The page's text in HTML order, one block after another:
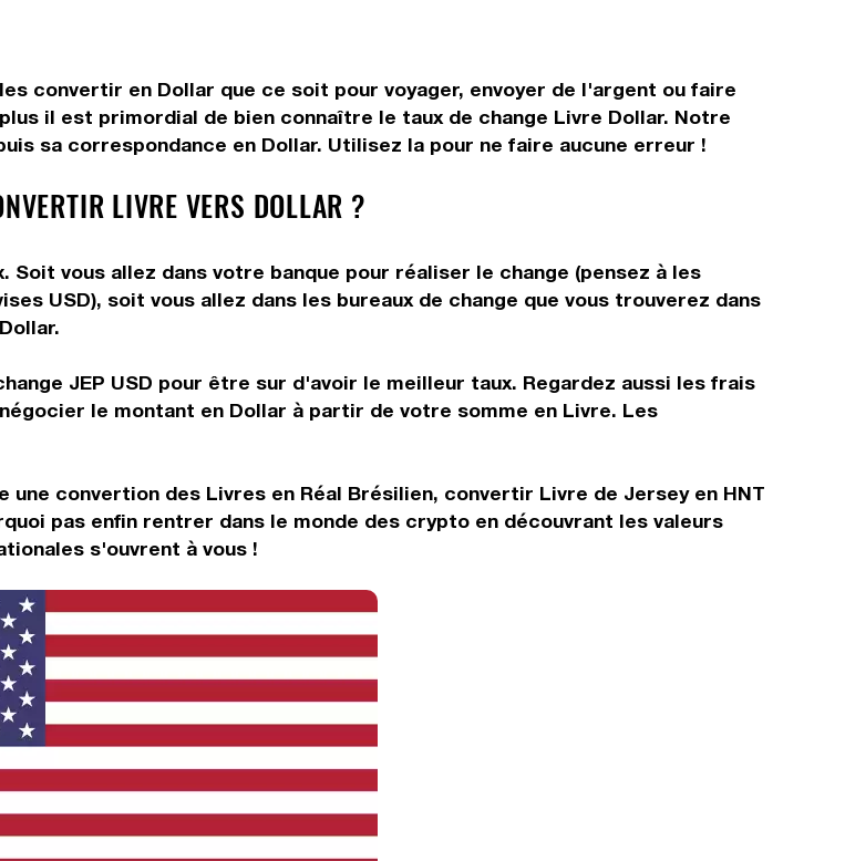
convertir en Dollar que ce soit pour voyager, envoyer de l'argent ou faire
il est primordial de bien connaître le taux de change Livre Dollar. Notre
sa correspondance en Dollar. Utilisez la pour ne faire aucune erreur !
LIVRE VERS DOLLAR ?
Soit vous allez dans votre banque pour réaliser le change (pensez à les
USD), soit vous allez dans les bureaux de change que vous trouverez dans
JEP USD pour être sur d'avoir le meilleur taux. Regardez aussi les frais
le montant en Dollar à partir de votre somme en Livre. Les
une convertion des Livres en Réal Brésilien, convertir Livre de Jersey en HNT
pas enfin rentrer dans le monde des crypto en découvrant les valeurs
s'ouvrent à vous !